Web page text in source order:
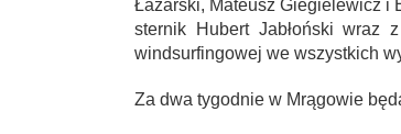
Łazarski, Mateusz Giegielewicz i
sternik Hubert Jabłoński wraz
windsurfingowej we wszystkich
Za dwa tygodnie w Mrągowie